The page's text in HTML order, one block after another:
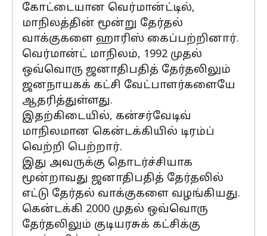
கோட்டையான வெர்மான்ட்டில்,
மாநிலத்தின் மூன்று தேர்தல்
வாக்குகளை ஹாரிஸ் கைப்பற்றினார்.
வெர்மான்ட் மாநிலம், 1992 முதல்
ஒவ்வொரு ஜனாதிபதித் தேர்தலிலும்
ஜனநாயகக் கட்சி வேட்பாளர்களையே
ஆதரித்துள்ளது.
இதற்கிடையில், கன்சர்வேடிவ்
மாநிலமான கென்டக்கியில் டிரம்ப்
வெற்றி பெற்றார்.
இது அவருக்கு தொடர்ச்சியாக
மூன்றாவது ஜனாதிபதித் தேர்தலில்
எட்டு தேர்தல் வாக்குகளை வழங்கியது.
கென்டக்கி 2000 முதல் ஒவ்வொரு
தேர்தலிலும் குடியரசுக் கட்சிக்கு